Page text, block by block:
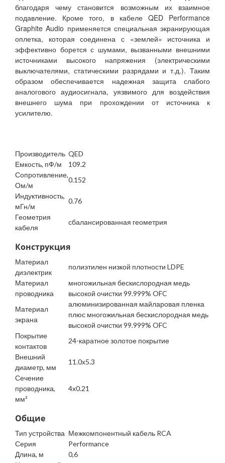
благодаря чему становится возможным их взаимное
подавление. Кроме того, в кабеле QED Performance
Graphite Audio применяется специальная экранирующая
оплетка, которая соединена с «землей» источника и
эффективно борется с шумами, вызванными внешними
источниками высокого напряжения (электрическими
выключателями, статическими разрядами и т.д.). Таким
образом обеспечивается надежная защита слабого
аналогового аудиосигнала, уязвимого для воздействия
внешнего шума при прохождении от источника к
усилителю.
Производитель QED
Емкость, пФ/м
109.2
Сопротивление,
Ом/м
0.152
Индуктивность,
мГн/м
0.76
Геометрия
кабеля
сбалансированная геометрия
Конструкция
Материал
диэлектрик
полиэтилен низкой плотности LDPE
Материал
проводника
многожильная бескислородная медь
высокой очистки 99.999% OFC
Материал
экрана
алюминизированная майларовая пленка
плюс многожильная бескислородная медь
высокой очистки 99.999% OFC
Покрытие
контактов
24-каратное золотое покрытие
Внешний
диаметр, мм
11.0х5.3
Сечение
проводника,
мм²
4x0.21
Общие
Тип устройства Межкомпонентный кабель RCA
Серия
Performance
Длина, м
0,6